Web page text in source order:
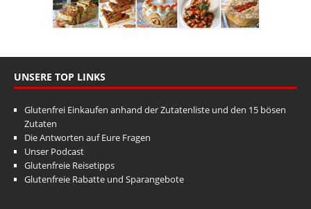
UNSERE TOP LINKS
Glutenfrei Einkaufen anhand der Zutatenliste und den 15 bösen
Zutaten
Die Antworten auf Eure Fragen
Unser Podcast
Glutenfreie Reisetipps
Glutenfreie Rabatte und Sparangebote